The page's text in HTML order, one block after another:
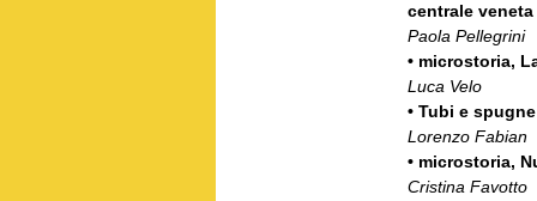
centrale veneta
Paola Pellegrini
• microstoria,
Luca Velo
• Tubi e
Lorenzo Fabian
• microstoria,
Cristina Favotto